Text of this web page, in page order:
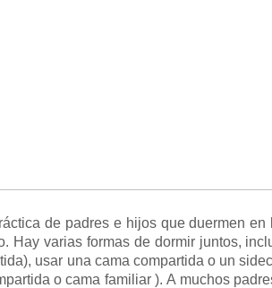
de padres e hijos que duermen
Hay varias formas de dormir juntos,
usar una cama compartida o un
o cama familiar ).A muchos